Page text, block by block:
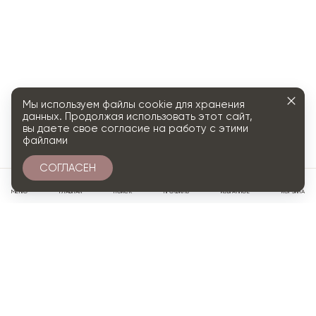
МЕНЮ ГЛАВНАЯ ПОИСК ПРОФИЛЬ ИЗБРАННОЕ КОРЗИНА
Мы используем файлы cookie для хранения
данных. Продолжая использовать этот сайт,
вы даете свое согласие на работу с этими
файлами
СОГЛАСЕН